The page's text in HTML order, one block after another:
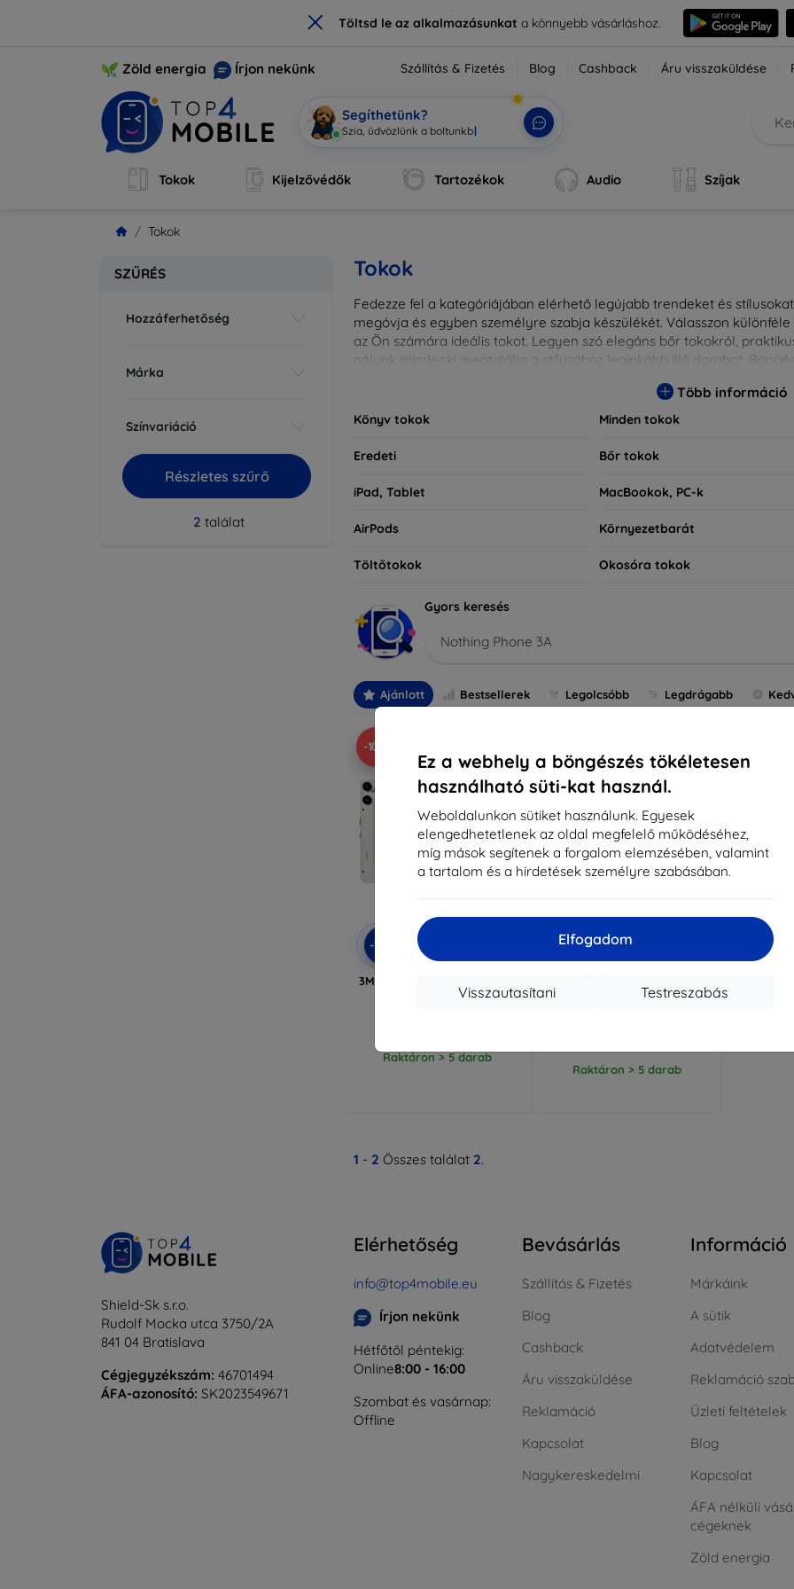
× Töltsd le az alkalmazásunkata könnyebb vásárláshoz.
Ez a webhely a böngészés tökéletesen
használható süti-kat használ.
Weboldalunkon sütiket használunk. Egyesek
elengedhetetlenek az oldal megfelelő működéséhez,
míg mások segítenek a forgalom elemzésében, valamint
a tartalom és a hirdetések személyre szabásában.
Elfogadom
Testreszabás
Visszautasítani
Zöld energia Írjon nekünk Szállítás & Fizetés Blog Cashback Áru visszaküldése
Segíthetünk?
Sz|
Tokok Kijelzővédők Tartozékok Audio Szíjak
Tokok
SZŰRÉS
Hozzáferhetőség
Márka
Színvariáció
Részletes szűrő
2 találat
Tokok
Fedezze fel a kategóriájában elérhető legújabb trendeket és
megóvja és egyben személyre szabja készülékét. Válasszon
az Ön számára ideális tokot. Legyen szó elegáns bőr tokokról,
nálunk mindenki megtalálja a stílusához leginkább illő darabot.
Több információ
Könyv tokok Minden tokok
Eredeti Bőr tokok
iPad, Tablet MacBookok, PC-k
AirPods Környezetbarát
Töltőtokok Okosóra tokok
Gyors keresés
Nothing Phone 3A
Ajánlott Bestsellerek Legolcsóbb Legdrágabb
-10%
-10%
Kedvezmény
kuponnal
3MK Clear Case for Nothing
Phone (3a) Lite ()
Raktáron > 5 darab
-10%
Kedvezmény
tok Nothing Phone 3A matt
Raktáron > 5 darab
1 - 2 Összes találat 2.
Shield-Sk s.r.o.
Rudolf Mocka utca 3750/2A
841 04 Bratislava
Cégjegyzékszám: 46701494
ÁFA-azonosító: SK2023549671
Elérhetőség
info@top4mobile.eu
Írjon nekünk
Hétfőtől péntekig:
Online8:00 - 16:00
Szombat és vasárnap:
Offline
Bevásárlás
Szállítás & Fizetés
Blog
Cashback
Áru visszaküldése
Reklamáció
Kapcsolat
Nagykereskedelmi
Információ
Márkáink
A sütik
Adatvédelem
Reklamáció
Üzleti feltételek
Blog
Kapcsolat
ÁFA nélküli
cégeknek
Zöld energia